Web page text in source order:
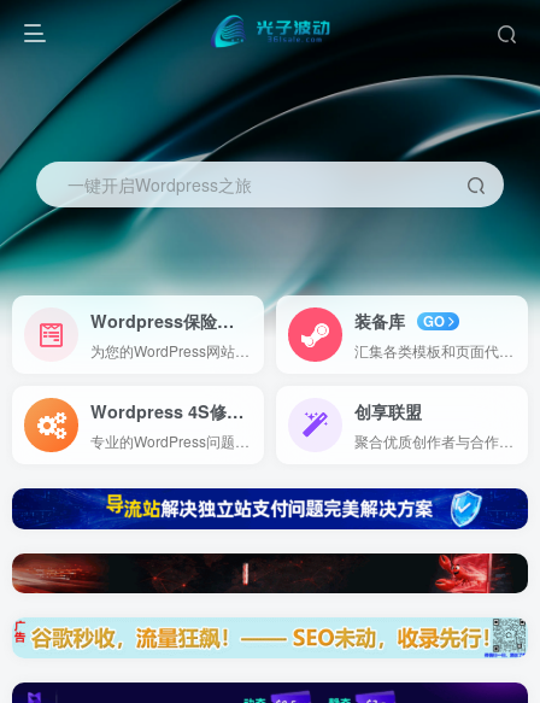
一键开启Wordpress之旅
Wordpress保险NEW
装备库
GO
Wordpress 4S修理 创享联盟